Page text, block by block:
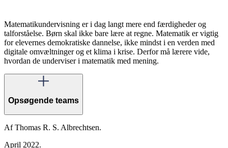
Matematikundervisning er i dag langt mere end færdigheder og
talforståelse. Børn skal ikke bare lære at regne. Matematik er vigtig
for elevernes demokratiske dannelse, ikke mindst i en verden med
digitale omvæltninger og et klima i krise. Derfor må lærere vide,
hvordan de underviser i matematik med mening.
Opsøgende teams
Af Thomas R. S. Albrechtsen.
April 2022.